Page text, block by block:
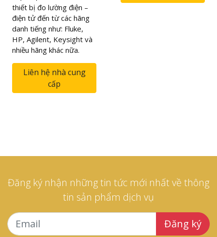
thiết bị đo lường điện –
điện tử đến từ các hãng
danh tiếng như: Fluke,
HP, Agilent, Keysight và
nhiều hãng khác nữa.
Liên hệ nhà cung
cấp
Đăng ký nhận những tin tức mới nhất về thông
tin sản phẩm dịch vụ
Đăng ký